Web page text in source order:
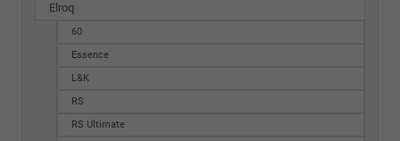
Elroq
60
Essence
L&K
RS
RS Ultimate